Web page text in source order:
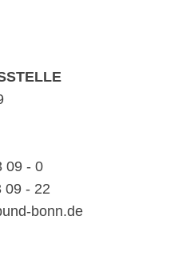
09 - 0
09 - 22
bonn.de